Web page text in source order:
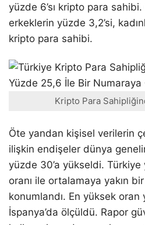
yüzde 6’sı kripto para
erkeklerin yüzde 3,2’si,
kripto para sahibi.
Kripto Para
Öte yandan kişisel verilerin
ilişkin endişeler dünya
yüzde 30’a yükseldi.
oranı ile ortalamaya yakın
konumlandı. En yüksek oran
İspanya’da ölçüldü. Rapor